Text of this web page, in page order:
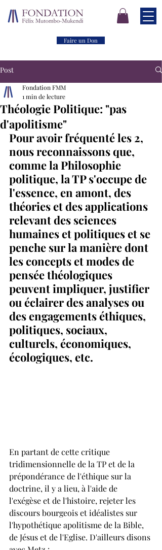
Faire un Don
Post
Théologie Politique: "pas
d'apolitisme"
Fondation FMM
1 min de lecture
Pour avoir fréquenté les 2,
nous reconnaissons que,
comme la Philosophie
politique, la TP s'occupe de
l'essence, en amont, des
théories et des applications
relevant des sciences
humaines et politiques et se
penche sur la manière dont
les concepts et modes de
pensée théologiques
peuvent impliquer, justifier
ou éclairer des analyses ou
des engagements éthiques,
politiques, sociaux,
culturels, économiques,
écologiques, etc.
En partant de cette critique
tridimensionnelle de la TP et de la
prépondérance de l'éthique sur la
doctrine, il y a lieu, à l'aide de
l'exégèse et de l'histoire, rejeter les
discours bourgeois et idéalistes sur
l'hypothétique apolitisme de la Bible,
de Jésus et de l'Eglise. D'ailleurs disons